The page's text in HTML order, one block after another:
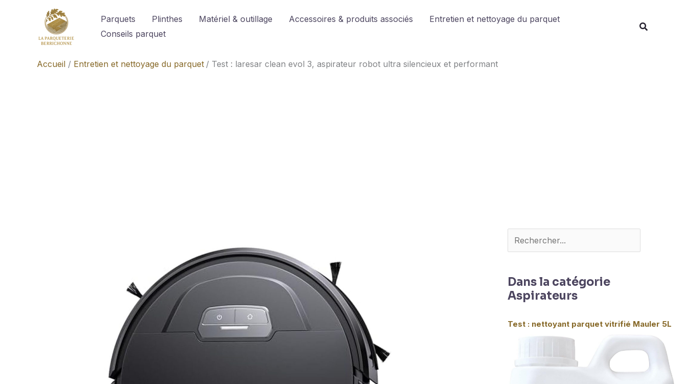
Parquets Plinthes Matériel & outillage Accessoires & produits associés
Entretien et nettoyage du parquet
Conseils parquet
Accueil Entretien et nettoyage du parquet Test : laresar clean evol 3, aspirateur robot ultra silencieux et performant
Dans la catégorie
Aspirateurs
Test : nettoyant parquet vitrifié Mauler 5L